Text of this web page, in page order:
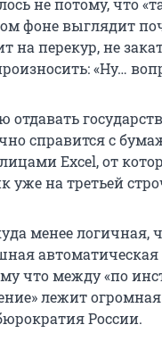
не потому, что
фоне выглядит
на перекур, не
«Ну…
отдавать
справится с
Excel, от
уже на третьей
менее логичная,
автоматическая
что между «по
лежит
России.